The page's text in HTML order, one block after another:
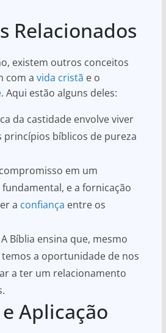
Relacionados
existem outros conceitos
com a vida cristã e o
. Aqui estão alguns deles:
da castidade envolve viver
princípios bíblicos de pureza
em um
e a fornicação
a confiança entre os
Bíblia ensina que, mesmo
a oportunidade de nos
a ter um relacionamento
Aplicação